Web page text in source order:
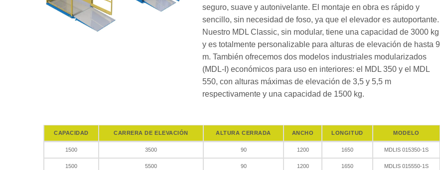
seguro, suave y autonivelante. El montaje en obra es rápido y
sencillo, sin necesidad de foso, ya que el elevador es autoportante.
Nuestro MDL Classic, sin modular, tiene una capacidad de 3000 kg
y es totalmente personalizable para alturas de elevación de hasta 9
m. También ofrecemos dos modelos industriales modularizados
(MDL-I) económicos para uso en interiores: el MDL 350 y el MDL
550, con alturas máximas de elevación de 3,5 y 5,5 m
respectivamente y una capacidad de 1500 kg.
CAPACIDAD CARRERA DE ELEVACIÓN ALTURA CERRADA ANCHO LONGITUD MODELO
1500 3500 90 1200 1650 MDLIS 015350-1S
1500 5500 90 1200 1650 MDLIS 015550-1S